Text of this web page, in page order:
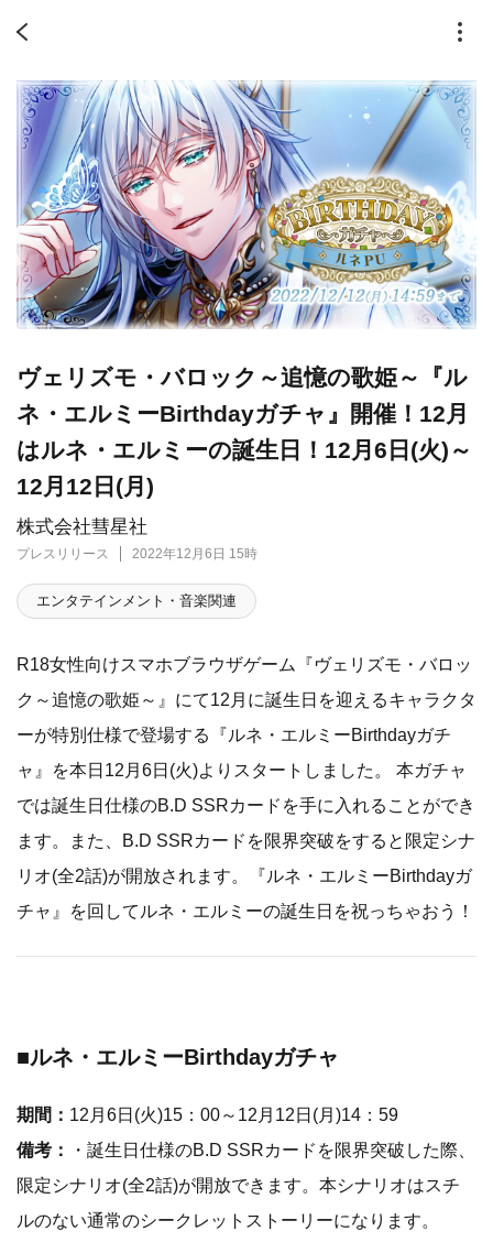
株式会社彗星社
プレスリリース 2022年12月6日 15時
ヴェリズモ・バロック～追憶の歌姫～『ル
ネ・エルミーBirthdayガチャ』開催！12月
はルネ・エルミーの誕生日！12月6日(火)～
12月12日(月)
エンタテインメント・音楽関連
R18女性向けスマホブラウザゲーム『ヴェリズモ・バロッ
ク～追憶の歌姫～』にて12月に誕生日を迎えるキャラクタ
ーが特別仕様で登場する『ルネ・エルミーBirthdayガチ
ャ』を本日12月6日(火)よりスタートしました。 本ガチャ
では誕生日仕様のB.D SSRカードを手に入れることができ
ます。また、B.D SSRカードを限界突破をすると限定シナ
リオ(全2話)が開放されます。『ルネ・エルミーBirthdayガ
チャ』を回してルネ・エルミーの誕生日を祝っちゃおう！
■ルネ・エルミーBirthdayガチャ
期間： 12月6日(火)15：00～12月12日(月)14：59
備考：
・誕生日仕様のB.D SSRカードを限界突破した際、
限定シナリオ(全2話)が開放できます。本シナリオはスチ
ルのない通常のシークレットストーリーになります。